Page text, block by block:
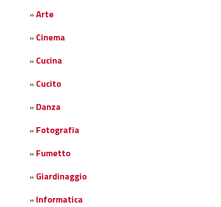
» Arte
» Cinema
» Cucina
» Cucito
» Danza
» Fotografia
» Fumetto
» Giardinaggio
» Informatica